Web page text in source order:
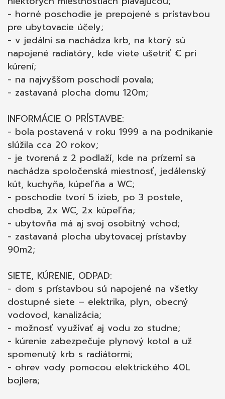
- horné poschodie je prepojené s prístavbou
pre ubytovacie účely;
- v jedálni sa nachádza krb, na ktorý sú
napojené radiatóry, kde viete ušetriť € pri
kúrení;
- na najvyššom poschodí povala;
- zastavaná plocha domu 120m;
INFORMÁCIE O PRÍSTAVBE:
- bola postavená v roku 1999 a na podnikanie
slúžila cca 20 rokov;
- je tvorená z 2 podlaží, kde na prízemí sa
nachádza spoločenská miestnosť, jedálenský
kút, kuchyňa, kúpeľňa a WC;
- poschodie tvorí 5 izieb, po 3 postele,
chodba, 2x WC, 2x kúpeľňa;
- ubytovňa má aj svoj osobitný vchod;
- zastavaná plocha ubytovacej prístavby
90m2;
SIETE, KÚRENIE, ODPAD:
- dom s prístavbou sú napojené na všetky
dostupné siete – elektrika, plyn, obecný
vodovod, kanalizácia;
- možnosť využívať aj vodu zo studne;
- kúrenie zabezpečuje plynový kotol a už
spomenutý krb s radiátormi;
- ohrev vody pomocou elektrického 40L
bojlera;